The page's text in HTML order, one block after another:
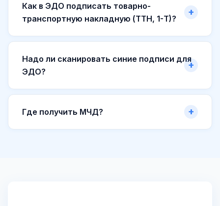
Как в ЭДО подписать товарно-
транспортную накладную (ТТН, 1-Т)?
Надо ли сканировать синие подписи для
ЭДО?
Где получить МЧД?